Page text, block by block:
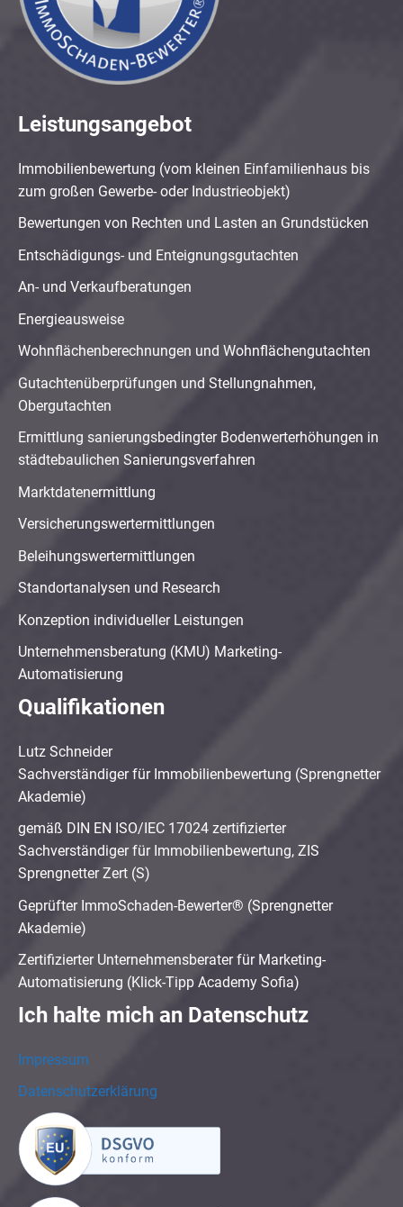
Leistungsangebot
Immobilienbewertung (vom kleinen Einfamilienhaus bis
zum großen Gewerbe- oder Industrieobjekt)
Bewertungen von Rechten und Lasten an Grundstücken
Entschädigungs- und Enteignungsgutachten
An- und Verkaufberatungen
Energieausweise
Wohnflächenberechnungen und Wohnflächengutachten
Gutachtenüberprüfungen und Stellungnahmen,
Obergutachten
Ermittlung sanierungsbedingter Bodenwerterhöhungen in
städtebaulichen Sanierungsverfahren
Marktdatenermittlung
Versicherungswertermittlungen
Beleihungswertermittlungen
Standortanalysen und Research
Konzeption individueller Leistungen
Unternehmensberatung (KMU) Marketing-
Automatisierung
Qualifikationen
Lutz Schneider
Sachverständiger für Immobilienbewertung (Sprengnetter
Akademie)
gemäß DIN EN ISO/IEC 17024 zertifizierter
Sachverständiger für Immobilienbewertung, ZIS
Sprengnetter Zert (S)
Geprüfter ImmoSchaden-Bewerter® (Sprengnetter
Akademie)
Zertifizierter Unternehmensberater für Marketing-
Automatisierung (Klick-Tipp Academy Sofia)
Ich halte mich an Datenschutz
Impressum
Datenschutzerklärung